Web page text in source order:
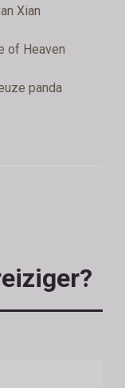
Xian
of Heaven
panda